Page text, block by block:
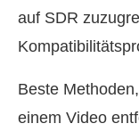
auf SDR
Beste
einem Video